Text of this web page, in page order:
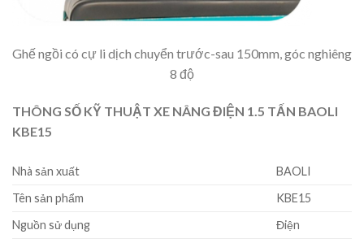
Ghế ngồi có cự li dịch chuyển trước-sau 150mm, góc nghiêng
8 độ
THÔNG SỐ KỸ THUẬT XE NÂNG ĐIỆN 1.5 TẤN BAOLI
KBE15
Nhà sản xuất
BAOLI
Tên sản phẩm
KBE15
Nguồn sử dụng
Điện